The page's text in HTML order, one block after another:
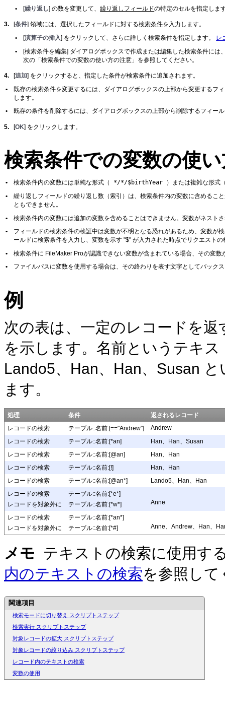
•
[繰り返し] の数を変更して、繰り返しフィールドの特定のセルを指定しま
3. [条件] 領域には、選択したフィールドに対する検索条件を入力します。
•
[演算子の挿入] をクリックして、さらに詳しく検索条件を指定します。 レ
•
[検索条件を編集] ダイアログボックスで作成または編集した検索条件には
次の「検索条件での変数の使い方の注意」を参照してください。
4. [追加] をクリックすると、指定した条件が検索条件に追加されます。
•
既存の検索条件を変更するには、ダイアログボックスの上部から変更するフ
します。
•
既存の条件を削除するには、ダイアログボックスの上部から削除するフィー
5. [OK] をクリックします。
検索条件での変数の使
• 検索条件内の変数には単純な形式（ */*/$birthYear
）または複雑な形式
•
繰り返しフィールドの繰り返し数（索引）は、検索条件内の変数に含めるこ
ともできません。
•
検索条件内の変数には追加の変数を含めることはできません。変数がネスト
•
フィールドの検索条件の検証中は変数が不明となる恐れがあるため、変数が
ールドに検索条件を入力し、変数を示す "$" が入力された時点でリクエスト
•
検索条件に FileMaker Proが認識できない変数が含まれている場合、その変
•
ファイルパスに変数を使用する場合は、その終わりを表す文字としてバック
例
次の表は、一定のレコードを
を示します。名前というテキス
Lando5、Han、Han、Susan
ます。
処理 条件 返されるレコード
レコードの検索
テーブル::名前:[=="Andrew"]
Andrew
レコードの検索
テーブル::名前:[*an]
Han、Han、Susan
レコードの検索
テーブル::名前:[@an]
Han、Han
レコードの検索
テーブル::名前:[!]
Han、Han
レコードの検索
テーブル::名前:[@an*]
Lando5、Han、Han
レコードの検索
レコードを対象外に
テーブル::名前:[*e*]
テーブル::名前:[*w*]
Anne
レコードの検索
レコードを対象外に
テーブル::名前:[*an*]
テーブル::名前:[*#]
Anne、Andrew、Han、
メモ テキストの検索に使用す
内のテキストの検索を参照し
関連項目
検索モードに切り替え スクリプトステップ
検索実行 スクリプトステップ
対象レコードの拡大 スクリプトステップ
対象レコードの絞り込み スクリプトステップ
レコード内のテキストの検索
変数の使用